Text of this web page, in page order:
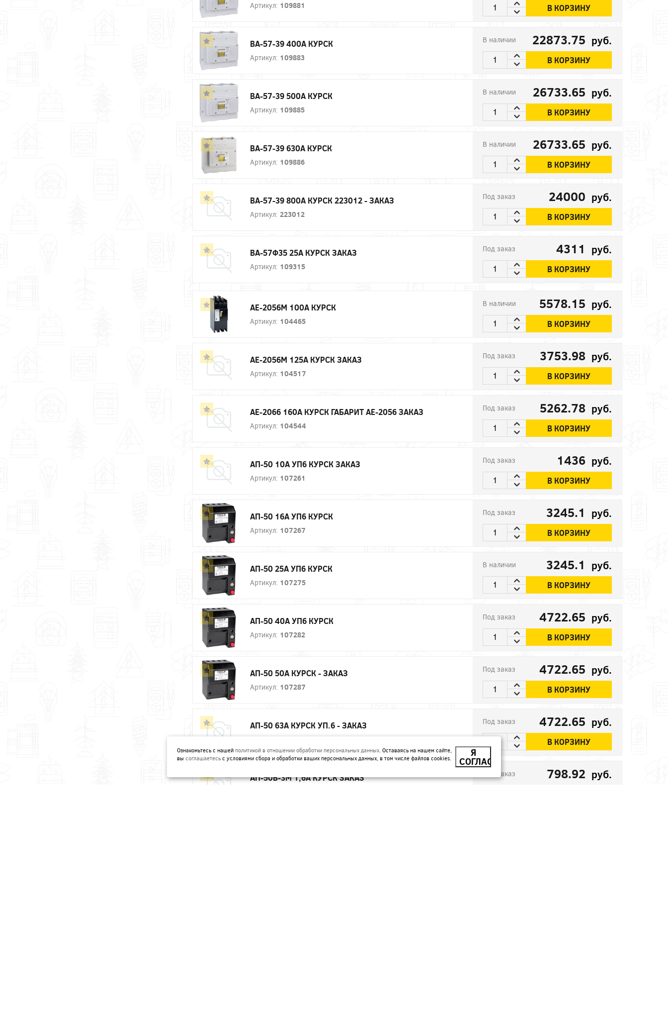
Артикул: 109881 В КОРЗИНУ
ВА-57-39 400А КУРСК
Артикул: 109883
В наличии 22873.75 руб.
В КОРЗИНУ
ВА-57-39 500А КУРСК
Артикул: 109885
В наличии 26733.65 руб.
В КОРЗИНУ
ВА-57-39 630А КУРСК
Артикул: 109886
В наличии 26733.65 руб.
В КОРЗИНУ
ВА-57-39 800А КУРСК 223012 - ЗАКАЗ
Артикул: 223012
Под заказ 24000 руб.
В КОРЗИНУ
ВА-57Ф35 25А КУРСК ЗАКАЗ
Артикул: 109315
Под заказ 4311 руб.
В КОРЗИНУ
АЕ-2056М 100А КУРСК
Артикул: 104465
В наличии 5578.15 руб.
В КОРЗИНУ
АЕ-2056М 125А КУРСК ЗАКАЗ
Артикул: 104517
Под заказ 3753.98 руб.
В КОРЗИНУ
АЕ-2066 160А КУРСК ГАБАРИТ АЕ-2056 ЗАКАЗ
Артикул: 104544
Под заказ 5262.78 руб.
В КОРЗИНУ
АП-50 10А УП6 КУРСК ЗАКАЗ
Артикул: 107261
Под заказ 1436 руб.
В КОРЗИНУ
АП-50 16А УП6 КУРСК
Артикул: 107267
Под заказ 3245.1 руб.
В КОРЗИНУ
АП-50 25А УП6 КУРСК
Артикул: 107275
В наличии 3245.1 руб.
В КОРЗИНУ
АП-50 40А УП6 КУРСК
Артикул: 107282
Под заказ 4722.65 руб.
В КОРЗИНУ
АП-50 50А КУРСК - ЗАКАЗ
Артикул: 107287
Под заказ 4722.65 руб.
В КОРЗИНУ
АП-50 63А КУРСК УП.6 - ЗАКАЗ Под заказ 4722.65 руб.
В КОРЗИНУ
АП-50Б-3М 1,6А КУРСК ЗАКАЗ Под заказ 798.92 руб.
Ознакомьтесь с нашей политикой в отношении обработки персональных данных. Оставаясь на нашем сайте,
вы соглашаетесь с условиями сбора и обработки ваших персональных данных, в том числе файлов cookies. Я
СОГЛАСЕН